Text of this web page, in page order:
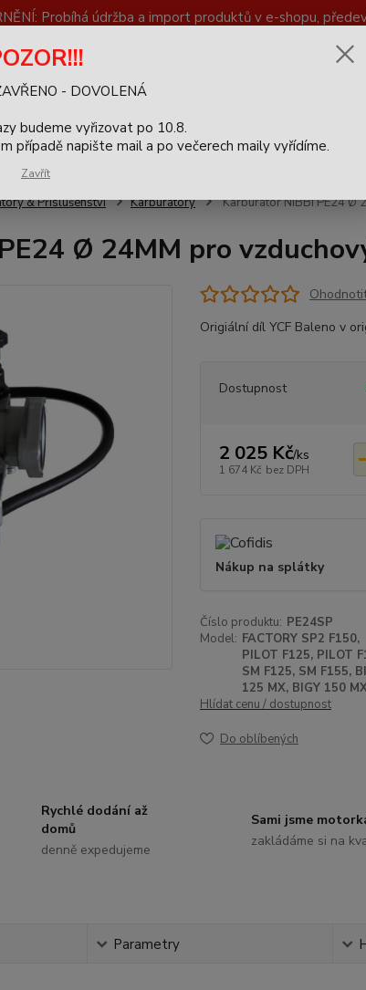
Probíhá údržba a import produktů v e-shopu,
odběr výrobků
Hledat 9-16h
& Příslušenství Karburátory Karburátor NIBBI PE24 Ø
Ø 24MM pro
Origiální díl YCF Baleno v
Dostupnost
2 025 Kč/ks
1 674 Kč bez DPH
Nákup na splátky
Číslo produktu: PE24SP
Model: FACTORY SP2 F150,
PILOT F125, PILOT
SM F125, SM F155,
125 MX, BIGY 150
Hlídat cenu / dostupnost
Do oblíbených
Rychlé dodání až
domů
denně expedujeme
Sami jsme
zakládáme si na
Parametry
- DOVOLENÁ
budeme vyřizovat po 10.8.
případě napište mail a po večerech maily vyřídíme.
Zavřít